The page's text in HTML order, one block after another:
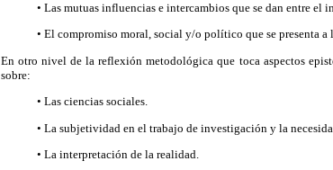
• Las mutuas influencias e intercambios que se dan entre el
• El compromiso moral, social y/o político que se presenta a
En otro nivel de la reflexión metodológica que toca aspectos
sobre:
• Las ciencias sociales.
• La subjetividad en el trabajo de investigación y la
• La interpretación de la realidad.